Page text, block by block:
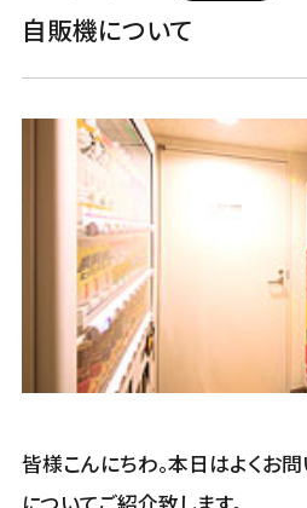
自販機について
皆様こんにちわ｡本日はよくお